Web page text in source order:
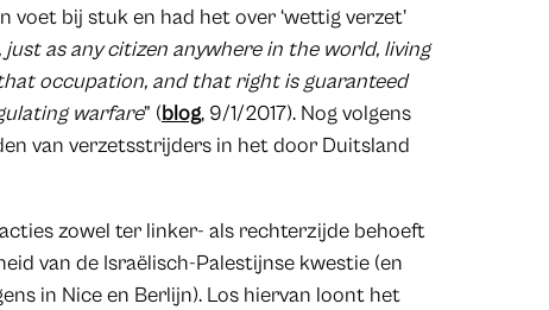
bij stuk en had het over ‘wettig verzet’
as any citizen anywhere in the world, living
occupation, and that right is guaranteed
warfare” (blog, 9/1/2017). Nog volgens
van verzetsstrijders in het door Duitsland
zowel ter linker- als rechterzijde behoeft
van de Israëlisch-Palestijnse kwestie (en
in Nice en Berlijn). Los hiervan loont het